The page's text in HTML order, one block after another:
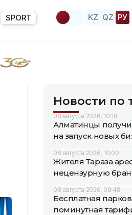
SPORT KZ QZ РУ
Новости по
08 августа 2026, 10:18
Алматинцы
на запуск новых
08 августа 2026, 10:00
Жителя Тараза
нецензурную
08 августа 2026, 09:48
Бесплатная
поминутная